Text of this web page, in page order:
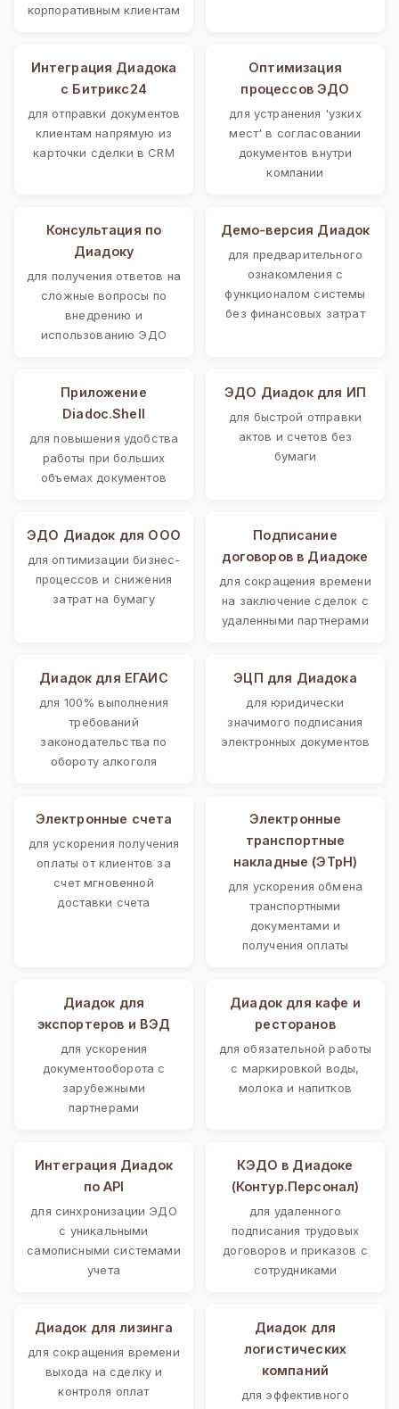
корпоративным клиентам
Интеграция Диадока
с Битрикс24
для отправки документов
клиентам напрямую из
карточки сделки в CRM
Оптимизация
процессов ЭДО
для устранения 'узких
мест' в согласовании
документов внутри
компании
Консультация по
Диадоку
для получения ответов на
сложные вопросы по
внедрению и
использованию ЭДО
Демо-версия Диадок
для предварительного
ознакомления с
функционалом системы
без финансовых затрат
Приложение
Diadoc.Shell
для повышения удобства
работы при больших
объемах документов
ЭДО Диадок для ИП
для быстрой отправки
актов и счетов без
бумаги
ЭДО Диадок для ООО
для оптимизации бизнес-
процессов и снижения
затрат на бумагу
Подписание
договоров в Диадоке
для сокращения времени
на заключение сделок с
удаленными партнерами
Диадок для ЕГАИС
для 100% выполнения
требований
законодательства по
обороту алкоголя
ЭЦП для Диадока
для юридически
значимого подписания
электронных документов
Электронные счета
для ускорения получения
оплаты от клиентов за
счет мгновенной
доставки счета
Электронные
транспортные
накладные (ЭТрН)
для ускорения обмена
транспортными
документами и
получения оплаты
Диадок для
экспортеров и ВЭД
для ускорения
документооборота с
зарубежными
партнерами
Диадок для кафе и
ресторанов
для обязательной работы
с маркировкой воды,
молока и напитков
Интеграция Диадок
по API
для синхронизации ЭДО
с уникальными
самописными системами
учета
КЭДО в Диадоке
(Контур.Персонал)
для удаленного
подписания трудовых
договоров и приказов с
сотрудниками
Диадок для лизинга
для сокращения времени
выхода на сделку и
контроля оплат
Диадок для
логистических
компаний
для эффективного